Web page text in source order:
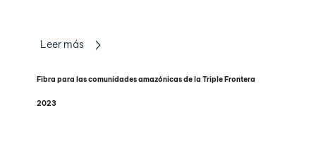
Leer más
Fibra para las comunidades amazónicas de la Triple Frontera
2023